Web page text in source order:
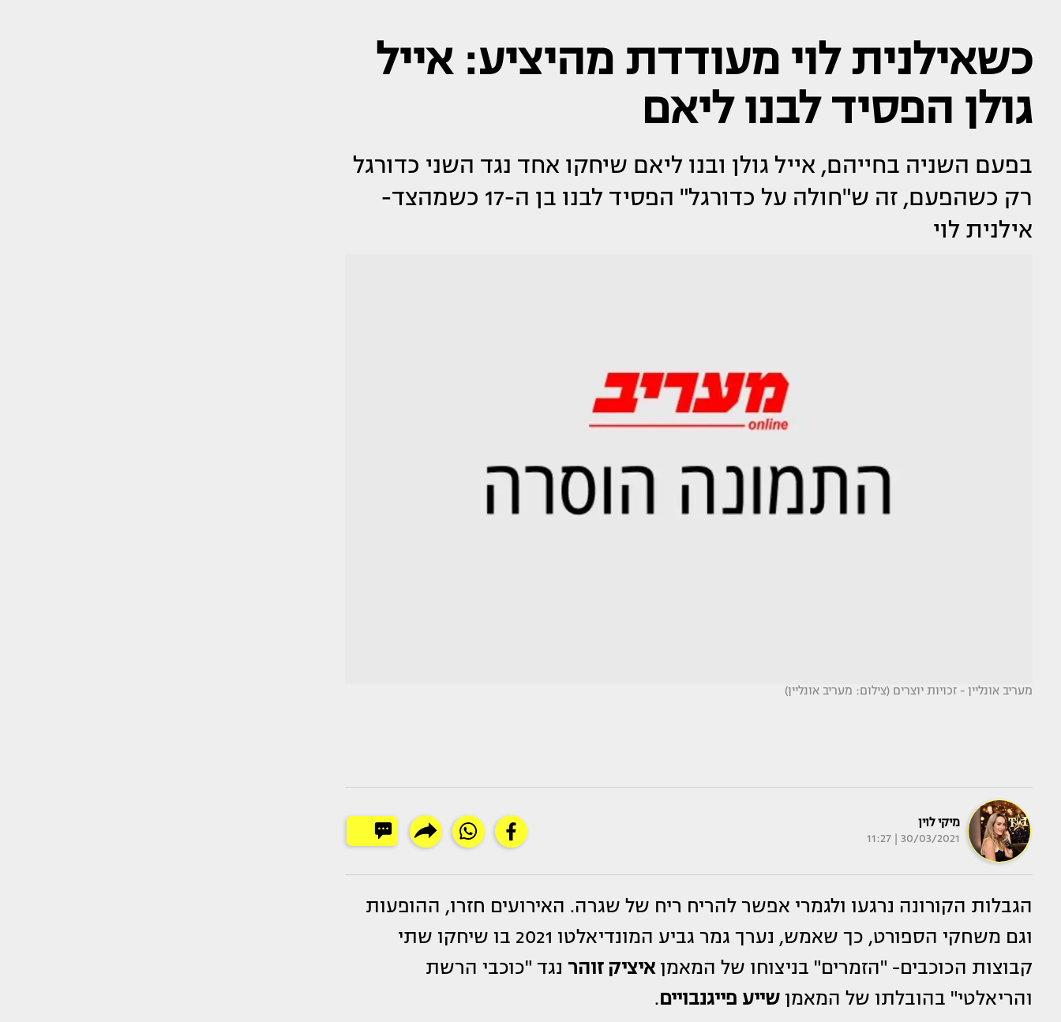
כשאילנית לוי מעודדת מהיציע: אייל
גולן הפסיד לבנו ליאם
בפעם השניה בחייהם, אייל גולן ובנו ליאם שיחקו אחד נגד השני כדורגל
רק כשהפעם, זה ש"חולה על כדורגל" הפסיד לבנו בן ה-17 כשמהצד-
אילנית לוי
מעריב אונליין - זכויות יוצרים (צילום: מעריב אונליין)
מיקי לוין
30/03/2021 | 11:27
הגבלות הקורונה נרגעו ולגמרי אפשר להריח ריח של שגרה. האירועים חזרו, ההופעות
וגם משחקי הספורט, כך שאמש, נערך גמר גביע המונדיאלטו 2021 בו שיחקו שתי
קבוצות הכוכבים- "הזמרים" בניצוחו של המאמןאיציק זוהר נגד "כוכבי הרשת
והריאלטי" בהובלתו של המאמןשייע פייגנבויים.